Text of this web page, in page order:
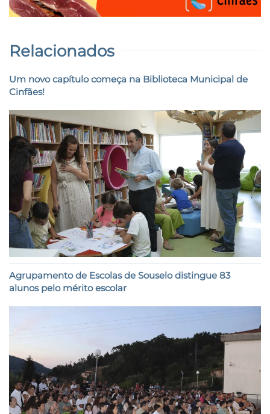
Relacionados
Um novo capítulo começa na Biblioteca Municipal de
Cinfães!
Agrupamento de Escolas de Souselo distingue 83
alunos pelo mérito escolar